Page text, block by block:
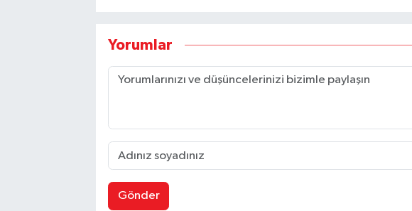
Yorumlar
Gönder